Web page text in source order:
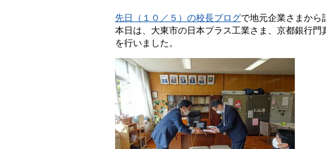
先日（１０／５）の校長ブログで地元企業さまから
本日は、大東市の日本プラス工業さま、京都銀行
を行いました。